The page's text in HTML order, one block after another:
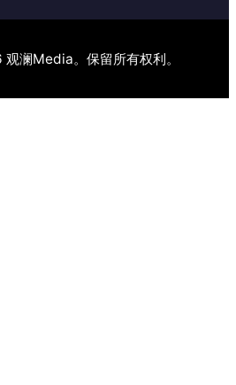
澜Media。保留所有权利。